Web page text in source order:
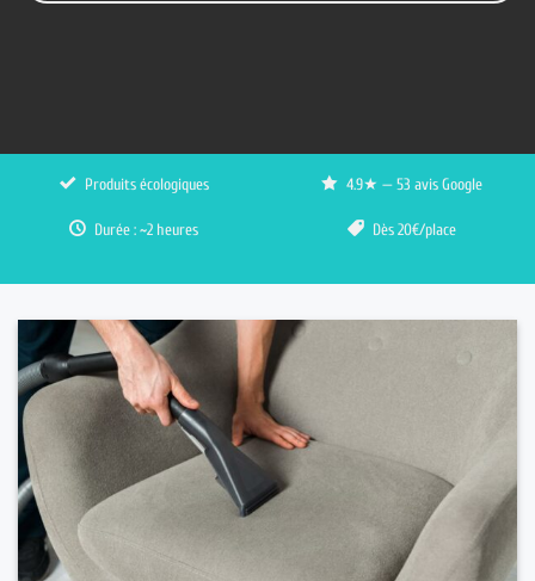
Produits écologiques 4.9★ — 53 avis Google
Durée : ~2 heures Dès 20€/place